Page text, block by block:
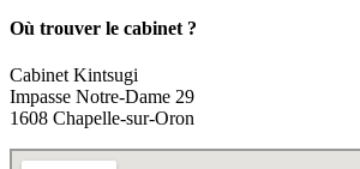
Où trouver le cabinet ?
Cabinet Kintsugi
Impasse Notre-Dame 29
1608 Chapelle-sur-Oron